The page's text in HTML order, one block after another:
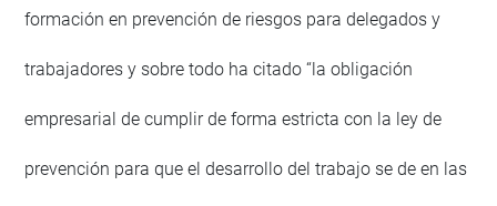
formación en prevención de riesgos para delegados y
trabajadores y sobre todo ha citado “la obligación
empresarial de cumplir de forma estricta con la ley de
prevención para que el desarrollo del trabajo se de en las